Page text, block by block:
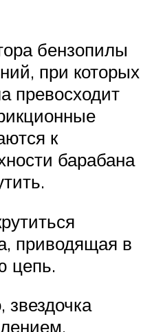
бензопилы
при которых
превосходит
к
барабана
приводящая в
цепь.
звездочка